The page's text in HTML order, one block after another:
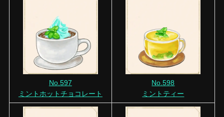
No.597
ミントホットチョコレート
No.598
ミントティー